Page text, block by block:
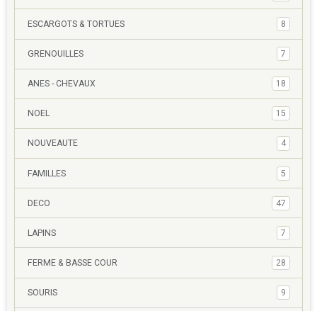
ESCARGOTS & TORTUES 8
GRENOUILLES 7
ANES - CHEVAUX 18
NOEL 15
NOUVEAUTE 4
FAMILLES 5
DECO 47
LAPINS 7
FERME & BASSE COUR 28
SOURIS 9